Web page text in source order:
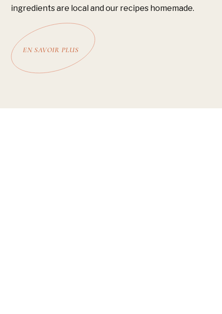
ingredients are local and our recipes homemade.
EN SAVOIR PLUS